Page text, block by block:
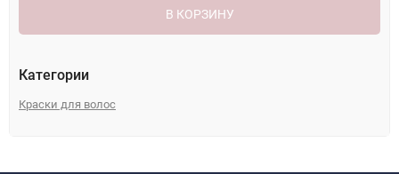
В КОРЗИНУ
Категории
Краски для волос